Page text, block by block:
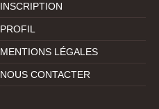
INSCRIPTION
PROFIL
MENTIONS LÉGALES
NOUS CONTACTER